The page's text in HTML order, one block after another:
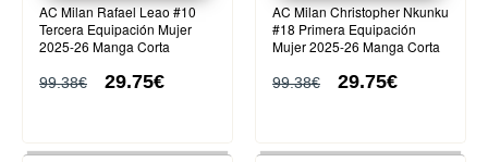
AC Milan Rafael Leao #10
Tercera Equipación Mujer
2025-26 Manga Corta
99.38€ 29.75€
AC Milan Christopher Nkunku
#18 Primera Equipación
Mujer 2025-26 Manga Corta
99.38€ 29.75€